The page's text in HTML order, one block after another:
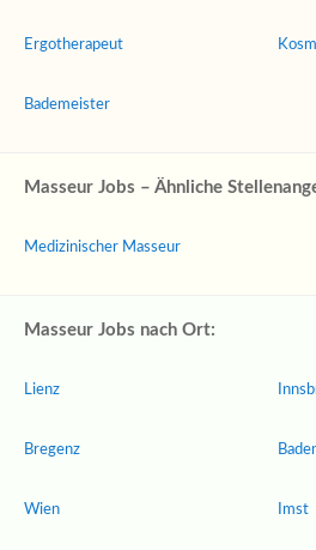
Ergotherapeut
Bademeister
Masseur Jobs – Ähnliche
Medizinischer Masseur
Masseur Jobs nach Ort:
Lienz
Bregenz
Wien Imst